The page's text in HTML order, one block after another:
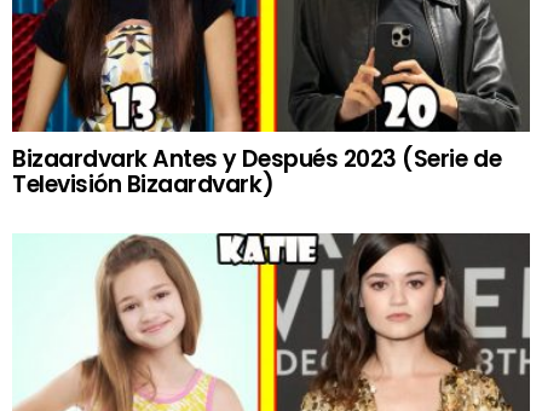
Bizaardvark Antes y Después 2023 (Serie de
Televisión Bizaardvark)